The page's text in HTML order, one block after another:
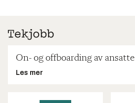
On- og offboarding av ansatte
Les mer